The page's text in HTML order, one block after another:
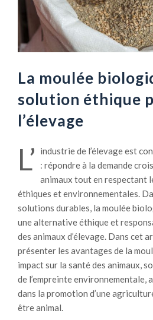
La moulée
solution éthique
l’élevage
L’
industrie de l’élevage est
: répondre à la demande
animaux tout en respectant
éthiques et environnementales.
solutions durables, la moulée
une alternative éthique et
des animaux d’élevage. Dans cet
présenter les avantages de la
impact sur la santé des animaux,
de l’empreinte environnementale,
dans la promotion d’une
être animal.